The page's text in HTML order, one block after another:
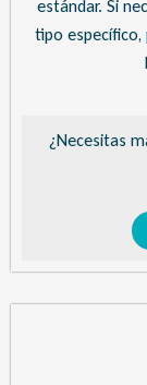
estándar. Si
tipo específico,
¿Necesitas